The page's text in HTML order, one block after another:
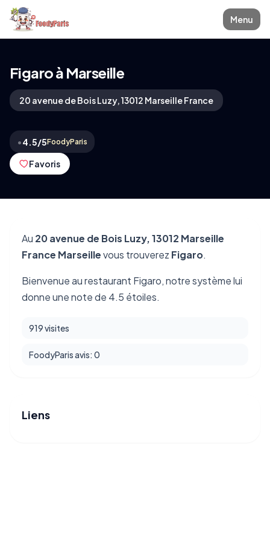
Menu
Figaro à Marseille
20 avenue de Bois Luzy, 13012 Marseille France
•4.5/5FoodyParis
Favoris
Au 20 avenue de Bois Luzy, 13012 Marseille
France Marseillevous trouverez Figaro.
Bienvenue au restaurant Figaro, notre système lui
donne une note de 4.5 étoiles.
919 visites
FoodyParis avis: 0
Liens